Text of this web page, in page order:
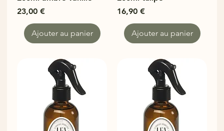
Prix
23,00 €
Ajouter au panier
Prix
16,90 €
Ajouter au panier